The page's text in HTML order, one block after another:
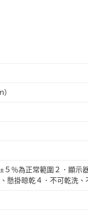
５％為正常範圍２．顯示
懸掛晾乾４．不可乾洗、